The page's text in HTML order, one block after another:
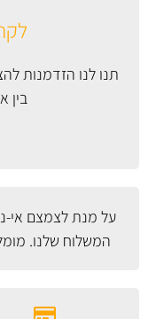
תנו לנו הזדמנות
בין
על מנת לצמצם אי-
המשלוח שלנו.